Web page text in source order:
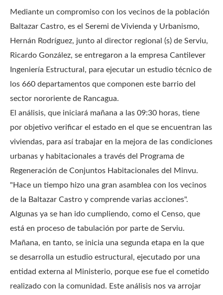
Mediante un compromiso con los vecinos de la población
Baltazar Castro, es el Seremi de Vivienda y Urbanismo,
Hernán Rodríguez, junto al director regional (s) de Serviu,
Ricardo González, se entregaron a la empresa Cantilever
Ingeniería Estructural, para ejecutar un estudio técnico de
los 660 departamentos que componen este barrio del
sector nororiente de Rancagua.
El análisis, que iniciará mañana a las 09:30 horas, tiene
por objetivo verificar el estado en el que se encuentran las
viviendas, para así trabajar en la mejora de las condiciones
urbanas y habitacionales a través del Programa de
Regeneración de Conjuntos Habitacionales del Minvu.
"Hace un tiempo hizo una gran asamblea con los vecinos
de la Baltazar Castro y comprende varias acciones".
Algunas ya se han ido cumpliendo, como el Censo, que
está en proceso de tabulación por parte de Serviu.
Mañana, en tanto, se inicia una segunda etapa en la que
se desarrolla un estudio estructural, ejecutado por una
entidad externa al Ministerio, porque ese fue el cometido
realizado con la comunidad. Este análisis nos va arrojar